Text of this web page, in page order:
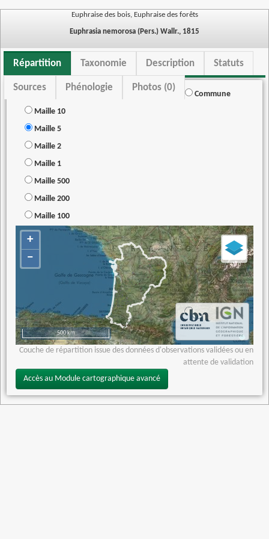
Euphraise des bois, Euphraise des forêts
Euphrasia nemorosa (Pers.) Wallr., 1815
Répartition Taxonomie Description Statuts
Sources Phénologie Photos (0)
Commune
Maille 10
Maille 5
Maille 2
Maille 1
Maille 500
Maille 200
Maille 100
+
−
500 km
Couche de répartition issue des données d'observations validées ou en
attente de validation
Accès au Module cartographique avancé